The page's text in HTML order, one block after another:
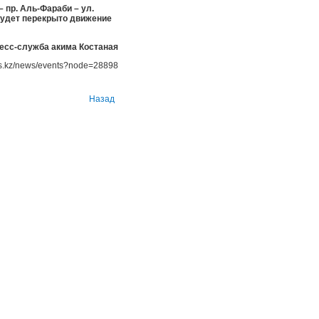
пр. Аль-Фараби – ул.
перекрыто движение
служба акима Костаная
news/events?node=28898
Назад